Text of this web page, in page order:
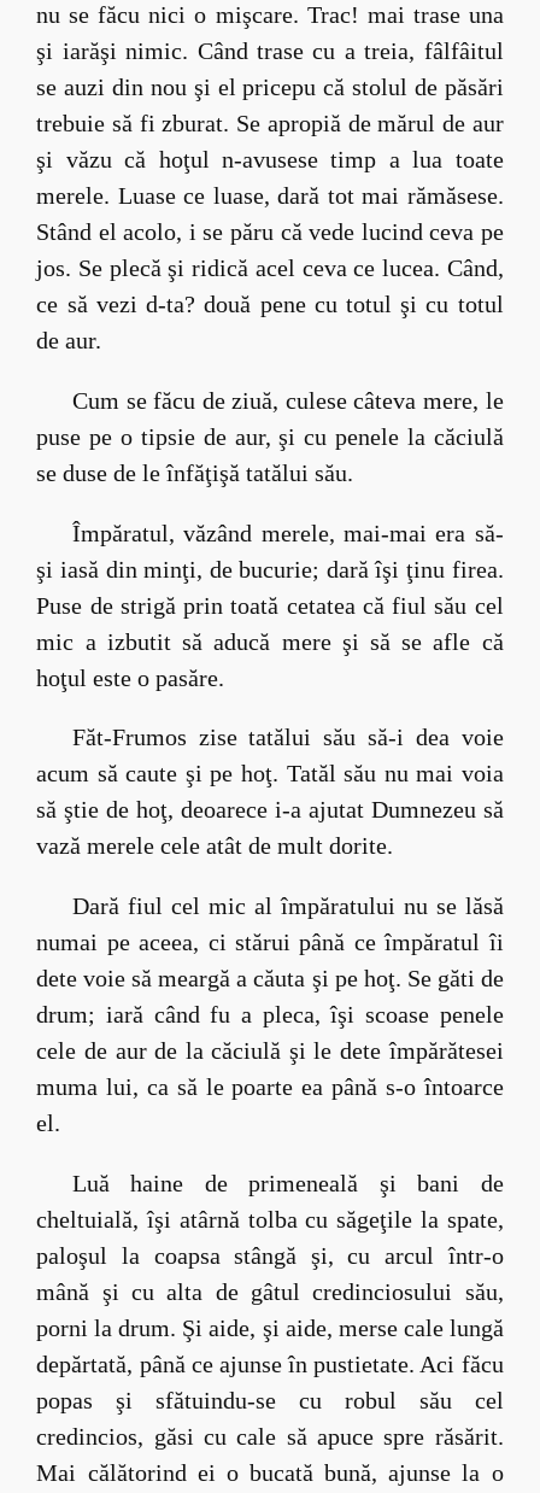
nu se făcu nici o mişcare. Trac! mai trase una
şi iarăşi nimic. Când trase cu a treia, fâlfâitul
se auzi din nou şi el pricepu că stolul de păsări
trebuie să fi zburat. Se apropiă de mărul de aur
şi văzu că hoţul n-avusese timp a lua toate
merele. Luase ce luase, dară tot mai rămăsese.
Stând el acolo, i se păru că vede lucind ceva pe
jos. Se plecă şi ridică acel ceva ce lucea. Când,
ce să vezi d-ta? două pene cu totul şi cu totul
de aur.
Cum se făcu de ziuă, culese câteva mere, le
puse pe o tipsie de aur, şi cu penele la căciulă
se duse de le înfăţişă tatălui său.
Împăratul, văzând merele, mai-mai era să-
şi iasă din minţi, de bucurie; dară îşi ţinu firea.
Puse de strigă prin toată cetatea că fiul său cel
mic a izbutit să aducă mere şi să se afle că
hoţul este o pasăre.
Făt-Frumos zise tatălui său să-i dea voie
acum să caute şi pe hoţ. Tatăl său nu mai voia
să ştie de hoţ, deoarece i-a ajutat Dumnezeu să
vază merele cele atât de mult dorite.
Dară fiul cel mic al împăratului nu se lăsă
numai pe aceea, ci stărui până ce împăratul îi
dete voie să meargă a căuta şi pe hoţ. Se găti de
drum; iară când fu a pleca, îşi scoase penele
cele de aur de la căciulă şi le dete împărătesei
muma lui, ca să le poarte ea până s-o întoarce
el.
Luă haine de primeneală şi bani de
cheltuială, îşi atârnă tolba cu săgeţile la spate,
paloşul la coapsa stângă şi, cu arcul într-o
mână şi cu alta de gâtul credinciosului său,
porni la drum. Şi aide, şi aide, merse cale lungă
depărtată, până ce ajunse în pustietate. Aci făcu
popas şi sfătuindu-se cu robul său cel
credincios, găsi cu cale să apuce spre răsărit.
Mai călătorind ei o bucată bună, ajunse la o